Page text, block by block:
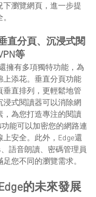
下瀏覽網頁，進一步提
直分頁、沉浸式閱
等
擁有多項獨特功能，為
上添花。垂直分頁功能
垂直排列，更輕鬆地管
浸式閱讀器可以消除網
，為您打造專注的閱讀
能可以加密您的網路連
安全。此外，Edge還
語音朗讀、密碼管理員
您不同的瀏覽需求。
的未來發展